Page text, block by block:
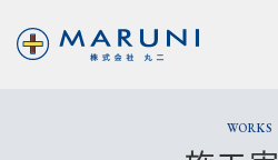
WORKS